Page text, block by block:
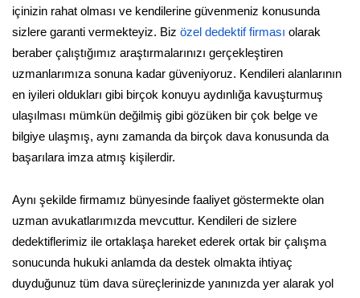
içinizin rahat olması ve kendilerine güvenmeniz konusunda
sizlere garanti vermekteyiz. Biz özel dedektif firması olarak
beraber çalıştığımız araştırmalarınızı gerçekleştiren
uzmanlarımıza sonuna kadar güveniyoruz. Kendileri alanlarının
en iyileri oldukları gibi birçok konuyu aydınlığa kavuşturmuş
ulaşılması mümkün değilmiş gibi gözüken bir çok belge ve
bilgiye ulaşmış, aynı zamanda da birçok dava konusunda da
başarılara imza atmış kişilerdir.
Aynı şekilde firmamız bünyesinde faaliyet göstermekte olan
uzman avukatlarımızda mevcuttur. Kendileri de sizlere
dedektiflerimiz ile ortaklaşa hareket ederek ortak bir çalışma
sonucunda hukuki anlamda da destek olmakta ihtiyaç
duyduğunuz tüm dava süreçlerinizde yanınızda yer alarak yol